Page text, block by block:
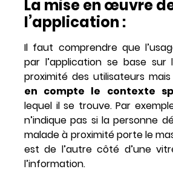
La mise en œuvre
l’application :
Il faut comprendre que
par l’application se base
proximité des utilisateurs mais
en compte le contexte
lequel il se trouve. Par
n’indique pas si la personne
malade à proximité porte le
est de l’autre côté d’une
l’information.